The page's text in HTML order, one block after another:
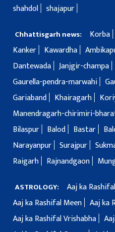
shahdol shajapur
Chhattisgarh news: Korba
Kanker
Kawardha
Dantewada Janjgir-champa
Gaurella-pendra-marwahi
Gariaband
Khairagarh
Manendragarh-chirimiri-
Bilaspur
Balod Bastar
Narayanpur Surajpur
Raigarh
Rajnandgaon
ASTROLOGY:
Aaj ka
Aaj ka Rashifal Meen Aaj ka
Aaj ka Rashifal Vrishabha